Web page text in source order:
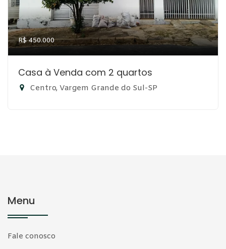
R$ 450.000
Casa à Venda com 2 quartos
Centro, Vargem Grande do Sul-SP
Menu
Fale conosco